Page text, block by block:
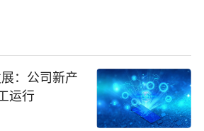
：公司新产
运行